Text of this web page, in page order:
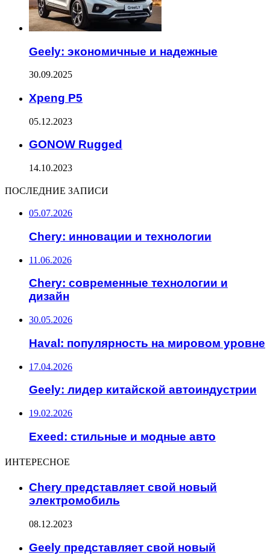
Geely: экономичные и надежные
30.09.2025
Xpeng P5
05.12.2023
GONOW Rugged
14.10.2023
ПОСЛЕДНИЕ ЗАПИСИ
05.07.2026
Chery: инновации и технологии
11.06.2026
Chery: современные технологии и
дизайн
30.05.2026
Haval: популярность на мировом уровне
17.04.2026
Geely: лидер китайской автоиндустрии
19.02.2026
Exeed: стильные и модные авто
ИНТЕРЕСНОЕ
Chery представляет свой новый
электромобиль
08.12.2023
Geely представляет свой новый